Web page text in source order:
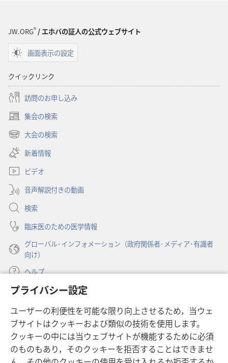
プライバシー設定
ユーザーの利便性を可能な限り向上させるため，当ウェ
ブサイトはクッキーおよび類似の技術を使用します。
クッキーの中には当ウェブサイトが機能するために必須
のものもあり，そのクッキーを拒否することはできませ
JW.ORG®/ エホバの証人の公式ウェブサイト
画面表示の設定
クイックリンク
訪問のお申し込み
集会の検索
（新
し
タ
で
開
く）
大会の検索
（新
し
い
タ
ブ
で
開
く）
新着情報
ビデオ
音声解説付きの動画
検索
臨床医のための医学情報
グローバル･インフォメーション（政府関係者･メディア･有識者
向け）
ヘルプ
寄付
し
い
タ
ブ
で
ものみの塔 オンライン・ライブラリー
（新
し
い
JW Hub ®
（新